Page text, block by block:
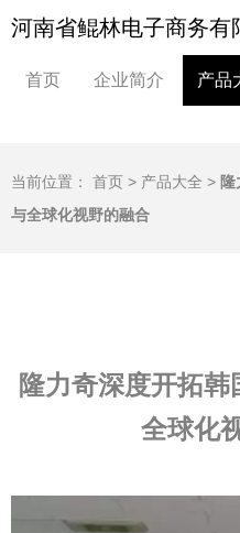
河南省鲲林电子商务有
首页 企业简介 产品
当前位置： 首页 > 产品大全 >
与全球化视野的融合
隆力奇深度开拓
全球化